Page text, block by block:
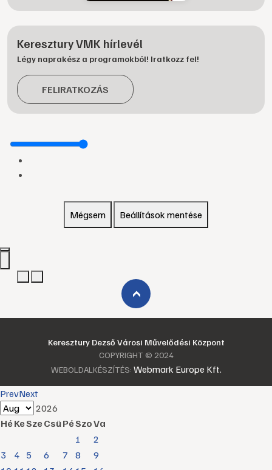
Keresztury VMK hírlevél
Légy naprakész a programokból! Iratkozz fel!
FELIRATKOZÁS
Mégsem Beállítások mentése
›
Keresztury Dezső Városi Művelődési Központ
COPYRIGHT © 2024
WEBOLDALKÉSZÍTÉS: Webmark Europe Kft.
PrevNext
2026
HéKeSzeCsüPéSzoVa
1
2
3
4 5 6 7 8
9